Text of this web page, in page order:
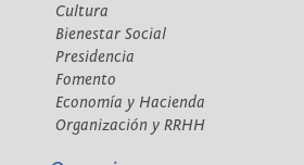
Cultura
Bienestar Social
Presidencia
Fomento
Economía y Hacienda
Organización y RRHH